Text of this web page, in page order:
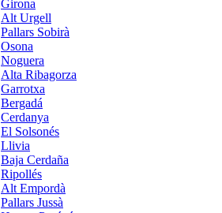
Girona
Alt Urgell
Pallars Sobirà
Osona
Noguera
Alta Ribagorza
Garrotxa
Bergadá
Cerdanya
El Solsonés
Llivia
Baja Cerdaña
Ripollés
Alt Empordà
Pallars Jussà